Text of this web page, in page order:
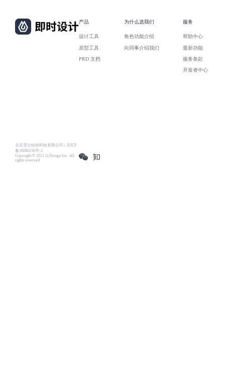
北京雪云锐创科技有限公司 | 京ICP
备16060150号-2
Copyright © 2021 Js.Design Inc. All
rights reserved.
产品
设计工具
原型工具
PRD 文档
为什么选我们
角色功能介绍
向同事介绍我们
服务
帮助中心
最新功能
服务条款
开发者中心